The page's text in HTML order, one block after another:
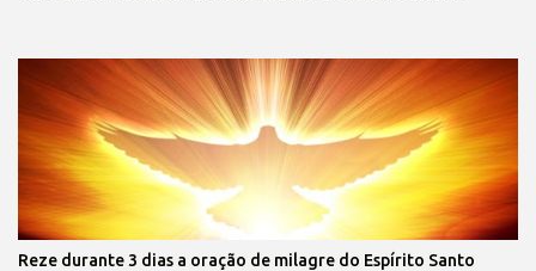
Reze durante 3 dias a oração de milagre do Espírito Santo